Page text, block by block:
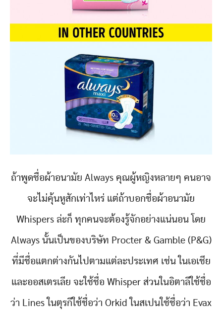
ถ้าพูดชื่อผ้าอนามัย Always คุณผู้หญิงหลายๆ คนอาจ
จะไม่คุ้นหูสักเท่าไหร่ แต่ถ้าบอกชื่อผ้าอนามัย
Whispers ล่ะก็ ทุกคนจะต้องรู้จักอย่างแน่นอน โดย
Always นั้นเป็นของบริษัท Procter & Gamble (P&G)
ที่มีชื่อแตกต่างกันไปตามแต่ละประเทศ เช่น ในเอเชีย
และออสเตรเลีย จะใช้ชื่อ Whisper ส่วนในอิตาลีใช้ชื่อ
ว่า Lines ในตุรกีใช้ชื่อว่า Orkid ในสเปนใช้ชื่อว่า Evax